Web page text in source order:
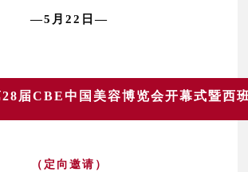
—5月22日—
届CBE中国美容博览会开幕式暨西
（定向邀请）